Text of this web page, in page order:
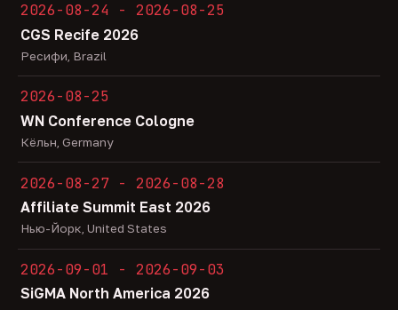
2026-08-24 - 2026-08-25
CGS Recife 2026
Ресифи, Brazil
2026-08-25
WN Conference Cologne
Кёльн, Germany
2026-08-27 - 2026-08-28
Affiliate Summit East 2026
Нью-Йорк, United States
2026-09-01 - 2026-09-03
SiGMA North America 2026